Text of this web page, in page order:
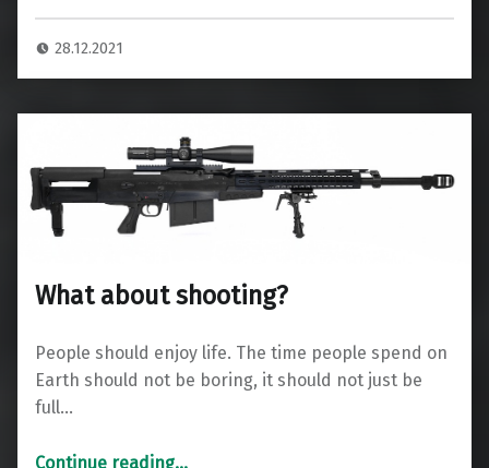
28.12.2021
What about shooting?
People should enjoy life. The time people spend on
Earth should not be boring, it should not just be
full…
Continue reading…